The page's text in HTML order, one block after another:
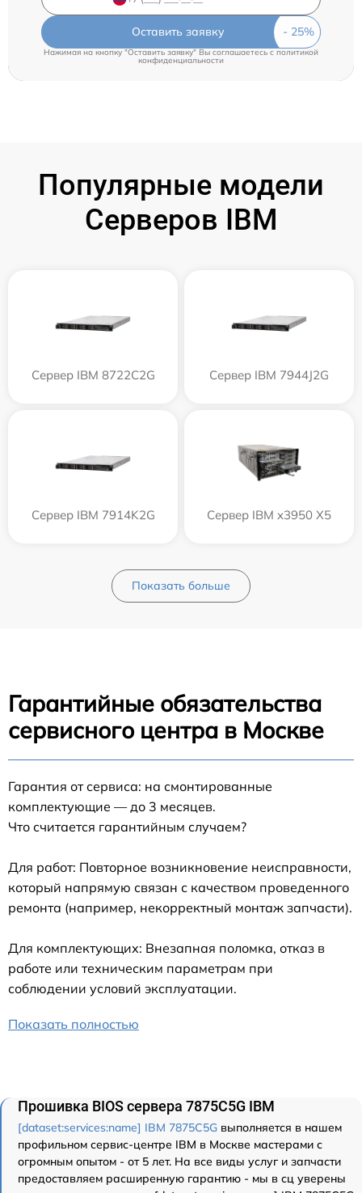
Оставить заявку
Нажимая на кнопку "Оставить заявку" Вы соглашаетесь c политикой
конфиденциальности
Популярные модели
Серверов IBM
Сервер IBM 8722C2G Сервер IBM 7944J2G
Сервер IBM 7914K2G Сервер IBM x3950 X5
Показать больше
Гарантийные обязательства
сервисного центра в Москве
Гарантия от сервиса: на смонтированные
комплектующие — до 3 месяцев.
Что считается гарантийным случаем?
Для работ: Повторное возникновение неисправности,
который напрямую связан с качеством проведенного
ремонта (например, некорректный монтаж запчасти).
Для комплектующих: Внезапная поломка, отказ в
работе или техническим параметрам при
соблюдении условий эксплуатации.
Показать полностью
Прошивка BIOS сервера 7875C5G IBM
[dataset:services:name] IBM 7875C5G выполняется в нашем
профильном сервис-центре IBM в Москве мастерами с
огромным опытом - от 5 лет. На все виды услуг и запчасти
предоставляем расширенную гарантию - мы в сц уверены